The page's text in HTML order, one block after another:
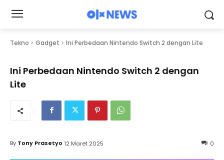
Tekno Gadget Ini Perbedaan Nintendo Switch 2 dengan Lite
Ini Perbedaan Nintendo Switch 2 dengan
Lite
0
By Tony Prasetyo 12 Maret 2025